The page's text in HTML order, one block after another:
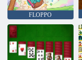
FLOPPO